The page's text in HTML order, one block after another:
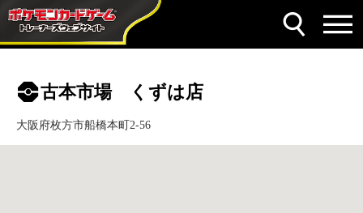
古本市場 くずは店
大阪府枚方市船橋本町2-56